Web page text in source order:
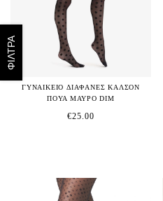
ΦΙΛΤΡΑ
ΓΥΝΑΙΚΕΙΟ ΔΙΑΦΑΝΕΣ ΚΑΛΣΟΝ
ΠΟΥΑ ΜΑΥΡΟ DIM
€25.00